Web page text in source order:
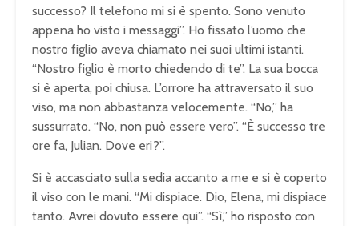
successo? Il telefono mi si è spento. Sono venuto
appena ho visto i messaggi”. Ho fissato l’uomo che
nostro figlio aveva chiamato nei suoi ultimi istanti.
“Nostro figlio è morto chiedendo di te”. La sua bocca
si è aperta, poi chiusa. L’orrore ha attraversato il suo
viso, ma non abbastanza velocemente. “No,” ha
sussurrato. “No, non può essere vero”. “È successo tre
ore fa, Julian. Dove eri?”.
Si è accasciato sulla sedia accanto a me e si è coperto
il viso con le mani. “Mi dispiace. Dio, Elena, mi dispiace
tanto. Avrei dovuto essere qui”. “Sì,” ho risposto con